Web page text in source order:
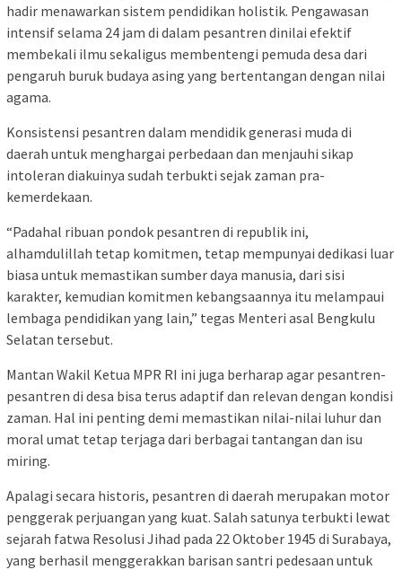
hadir menawarkan sistem pendidikan holistik. Pengawasan
intensif selama 24 jam di dalam pesantren dinilai efektif
membekali ilmu sekaligus membentengi pemuda desa dari
pengaruh buruk budaya asing yang bertentangan dengan nilai
agama.
Konsistensi pesantren dalam mendidik generasi muda di
daerah untuk menghargai perbedaan dan menjauhi sikap
intoleran diakuinya sudah terbukti sejak zaman pra-
kemerdekaan.
“Padahal ribuan pondok pesantren di republik ini,
alhamdulillah tetap komitmen, tetap mempunyai dedikasi luar
biasa untuk memastikan sumber daya manusia, dari sisi
karakter, kemudian komitmen kebangsaannya itu melampaui
lembaga pendidikan yang lain,” tegas Menteri asal Bengkulu
Selatan tersebut.
Mantan Wakil Ketua MPR RI ini juga berharap agar pesantren-
pesantren di desa bisa terus adaptif dan relevan dengan kondisi
zaman. Hal ini penting demi memastikan nilai-nilai luhur dan
moral umat tetap terjaga dari berbagai tantangan dan isu
miring.
Apalagi secara historis, pesantren di daerah merupakan motor
penggerak perjuangan yang kuat. Salah satunya terbukti lewat
sejarah fatwa Resolusi Jihad pada 22 Oktober 1945 di Surabaya,
yang berhasil menggerakkan barisan santri pedesaan untuk